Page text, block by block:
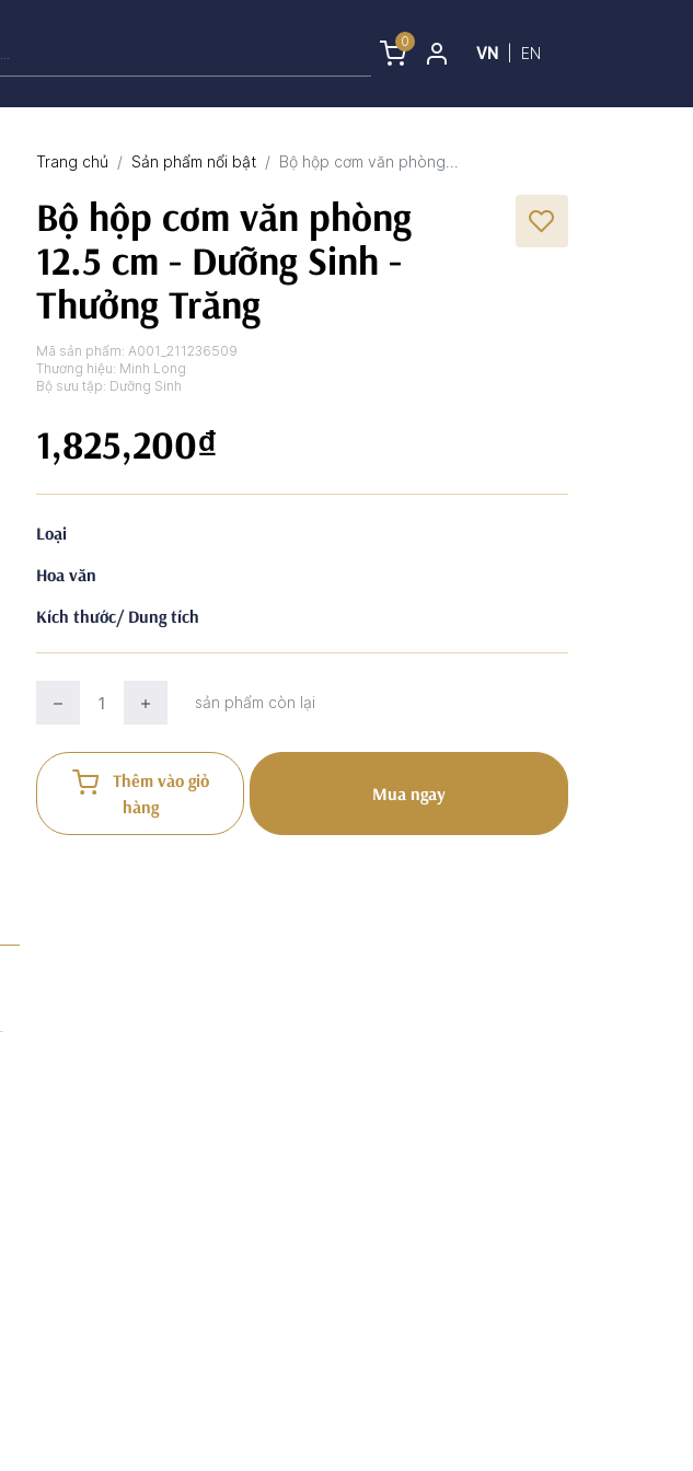
0
VN EN
Trang chủ Sản phẩm nổi bật Bộ hộp cơm văn phòng...
Bộ hộp cơm văn phòng
12.5 cm - Dưỡng Sinh -
Thưởng Trăng
Mã sản phẩm:A001_211236509
Thương hiệu: Minh Long
Bộ sưu tập: Dưỡng Sinh
1,825,200₫
Loại
Hoa văn
Kích thước/ Dung tích
sản phẩm còn lại
Thêm vào giỏ
hàng
Mua ngay